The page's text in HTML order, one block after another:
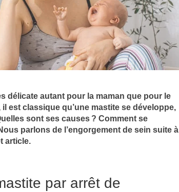
délicate autant pour la maman que pour le
est classique qu’une mastite se développe,
sont ses causes ? Comment se
parlons de l’engorgement de sein suite à
article.
par arrêt de